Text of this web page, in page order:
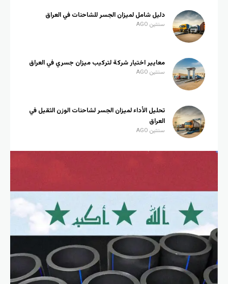
دليل شامل لميزان الجسر للشاحنات في العراق
سنتين AGO
معايير اختيار شركة لتركيب ميزان جسري في العراق
سنتين AGO
تحليل الأداء لميزان الجسر لشاحنات الوزن الثقيل في
العراق
سنتين AGO